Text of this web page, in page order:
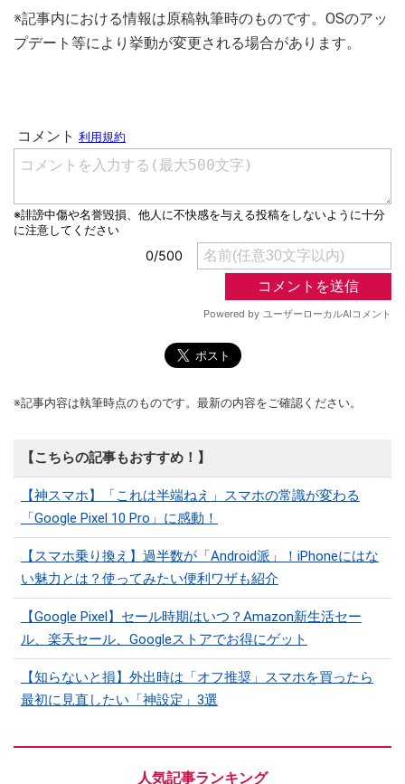
※記事内における情報は原稿執筆時のものです。OSのアッ
プデート等により挙動が変更される場合があります。
※記事内容は執筆時点のものです。最新の内容をご確認ください。
【こちらの記事もおすすめ！】
【神スマホ】「これは半端ねえ」スマホの常識が変わる
「Google Pixel 10 Pro」に感動！
【スマホ乗り換え】過半数が「Android派」！iPhoneにはな
い魅力とは？使ってみたい便利ワザも紹介
【Google Pixel】セール時期はいつ？Amazon新生活セー
ル、楽天セール、Googleストアでお得にゲット
【知らないと損】外出時は「オフ推奨」スマホを買ったら
最初に見直したい「神設定」3選